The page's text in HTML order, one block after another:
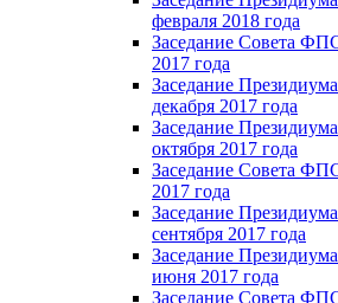
февраля 2018 года
Заседание Совета
2017 года
Заседание
декабря 2017 года
Заседание
октября 2017 года
Заседание Совета
2017 года
Заседание
сентября 2017 года
Заседание
июня 2017 года
Заседание Совета